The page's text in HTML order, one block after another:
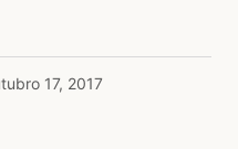
17, 2017